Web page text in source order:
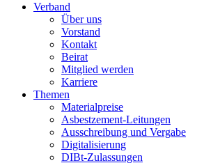
Verband
Über uns
Vorstand
Kontakt
Beirat
Mitglied werden
Karriere
Themen
Materialpreise
Asbestzement-Leitungen
Ausschreibung und Vergabe
Digitalisierung
DIBt-Zulassungen